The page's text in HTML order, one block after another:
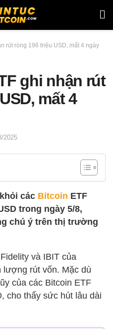
rút ròng 196 triệu USD, mất 4 ngày
ghi nhận rút
mất 4
2025
các Bitcoin ETF
trong ngày 5/8,
chú ý trên thị trường
và IBIT của
lượng rút vốn. Mặc dù
của các Bitcoin ETF
cho thấy sức hút lâu dài